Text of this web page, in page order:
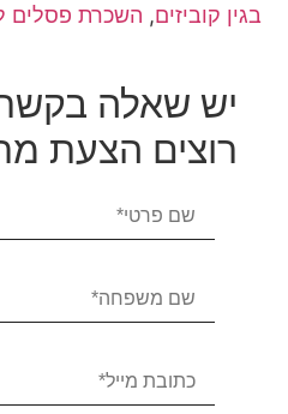
בגין קוביזים, השכרת פסלים
יש שאלה
רוצים הצעת